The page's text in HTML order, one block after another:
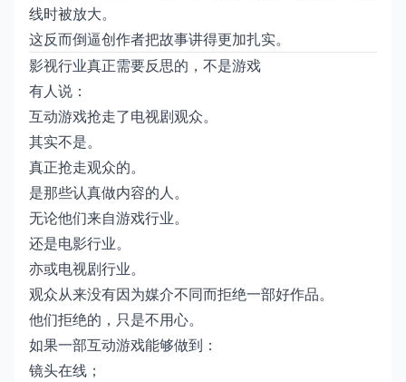
线时被放大。
这反而倒逼创作者把故事讲得更加扎实。
影视行业真正需要反思的，不是游戏
有人说：
互动游戏抢走了电视剧观众。
其实不是。
真正抢走观众的。
是那些认真做内容的人。
无论他们来自游戏行业。
还是电影行业。
亦或电视剧行业。
观众从来没有因为媒介不同而拒绝一部好作品。
他们拒绝的，只是不用心。
如果一部互动游戏能够做到：
镜头在线；